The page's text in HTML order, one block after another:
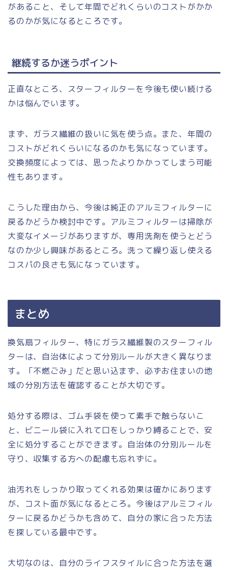
があること、そして年間でどれくらいのコストがかか
るのかが気になるところです。
継続するか迷うポイント
正直なところ、スターフィルターを今後も使い続ける
かは悩んでいます。
まず、ガラス繊維の扱いに気を使う点。また、年間の
コストがどれくらいになるのかも気になっています。
交換頻度によっては、思ったよりかかってしまう可能
性もあります。
こうした理由から、今後は純正のアルミフィルターに
戻るかどうか検討中です。アルミフィルターは掃除が
大変なイメージがありますが、専用洗剤を使うとどう
なのか少し興味があるところ。洗って繰り返し使える
コスパの良さも気になっています。
まとめ
換気扇フィルター、特にガラス繊維製のスターフィル
ターは、自治体によって分別ルールが大きく異なりま
す。「不燃ごみ」だと思い込まず、必ずお住まいの地
域の分別方法を確認することが大切です。
処分する際は、ゴム手袋を使って素手で触らないこ
と、ビニール袋に入れて口をしっかり縛ることで、安
全に処分することができます。自治体の分別ルールを
守り、収集する方への配慮も忘れずに。
油汚れをしっかり取ってくれる効果は確かにあります
が、コスト面が気になるところ。今後はアルミフィル
ターに戻るかどうかも含めて、自分の家に合った方法
を探している最中です。
大切なのは、自分のライフスタイルに合った方法を選